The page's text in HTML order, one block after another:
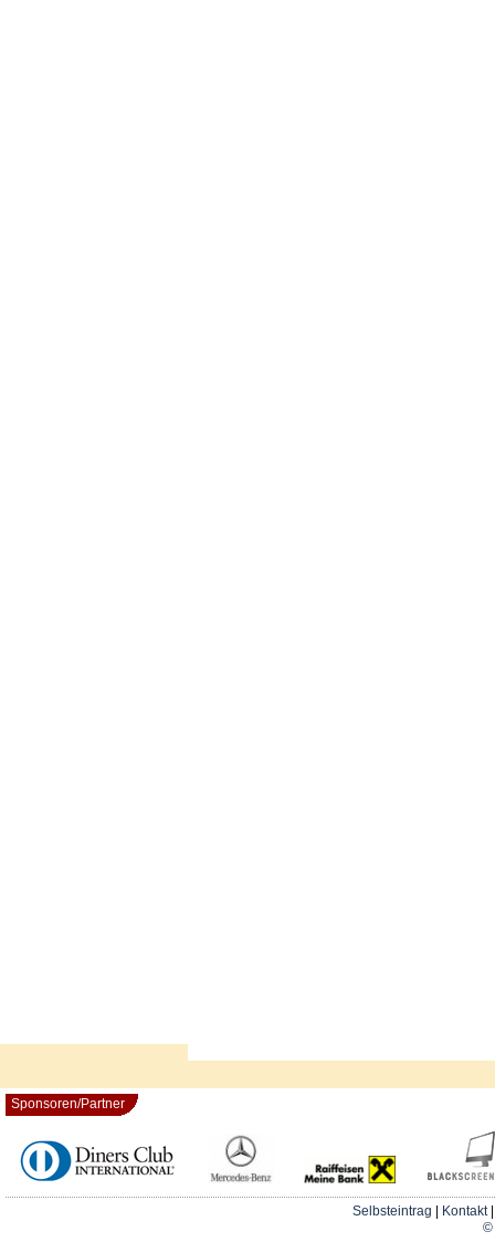
Sponsoren/Partner
Selbsteintrag Kontakt
©